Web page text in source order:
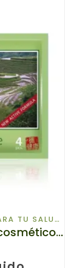
TU SALUD
30106 Parche de hierbas cosmético para el cuerpo «Zhui Feng Forte», tianDe, 4 piezas.